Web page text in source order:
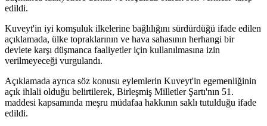
edildi.
Kuveyt'in iyi komşuluk ilkelerine bağlılığını sürdürdüğü ifade edilen
açıklamada, ülke topraklarının ve hava sahasının herhangi bir
devlete karşı düşmanca faaliyetler için kullanılmasına izin
verilmeyeceği vurgulandı.
Açıklamada ayrıca söz konusu eylemlerin Kuveyt'in egemenliğinin
açık ihlali olduğu belirtilerek, Birleşmiş Milletler Şartı'nın 51.
maddesi kapsamında meşru müdafaa hakkının saklı tutulduğu ifade
edildi.